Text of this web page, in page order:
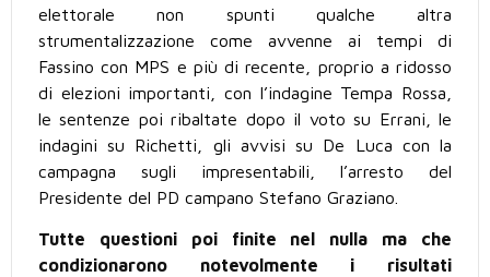
elettorale non spunti qualche altra
strumentalizzazione come avvenne ai tempi di
Fassino con MPS e più di recente, proprio a ridosso
di elezioni importanti, con l’indagine Tempa Rossa,
le sentenze poi ribaltate dopo il voto su Errani, le
indagini su Richetti, gli avvisi su De Luca con la
campagna sugli impresentabili, l’arresto del
Presidente del PD campano Stefano Graziano.
Tutte questioni poi finite nel nulla ma che
condizionarono notevolmente i risultati